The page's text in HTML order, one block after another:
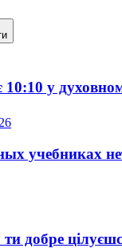
10:10 у
учебниках
добре